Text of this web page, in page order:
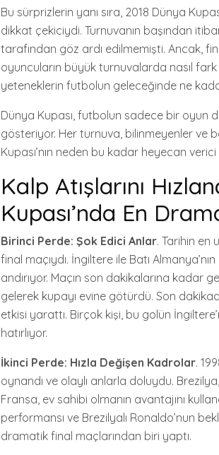
Bu sürprizlerin yanı sıra, 2018 Dünya
dikkat çekiciydi. Turnuvanın başından
tarafından göz ardı edilmemişti. Ancak,
oyuncuların büyük turnuvalarda nasıl
yeteneklerin futbolun geleceğinde ne
Dünya Kupası, futbolun sadece bir oyun
gösteriyor. Her turnuva, bilinmeyenler ve
Kupası’nın neden bu kadar heyecan
Kalp Atışlarını
Kupası’nda En
Birinci Perde: Şok Edici Anlar. Tarihin en
final maçıydı. İngiltere ile Batı
andırıyor. Maçın son dakikalarına kadar
gelerek kupayı evine götürdü. Son
etkisi yarattı. Birçok kişi, bu golün
hatırlıyor.
İkinci Perde: Hızla Değişen Kadrolar.
oynandı ve olaylı anlarla doluydu.
Fransa, ev sahibi olmanın avantajını
performansı ve Brezilyalı Ronaldo’nun
dramatik final maçlarından biri yaptı.